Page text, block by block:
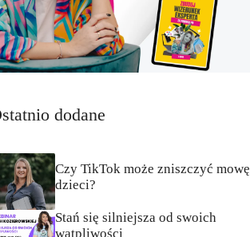
dodane
Czy TikTok może zniszczyć mowę
dzieci?
Stań się silniejsza od swoich
wątpliwości